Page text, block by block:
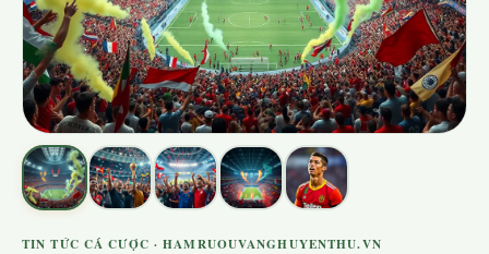
TIN TỨC CÁ CƯỢC · HAMRUOUVANGHUYENTHU.VN